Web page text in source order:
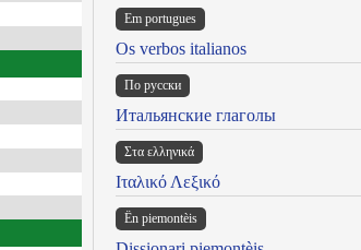
Em portugues
Os verbos italianos
По русски
Итальянские глаголы
Στα ελληνικά
Ιταλικό Λεξικό
Ën piemontèis